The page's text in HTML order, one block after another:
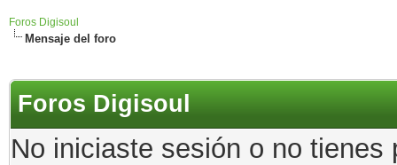
Foros Digisoul
Mensaje del foro
Foros Digisoul
No iniciaste sesión o no